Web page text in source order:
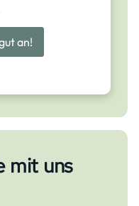
an!
mit uns